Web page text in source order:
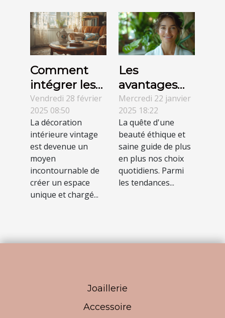
Comment
intégrer les
tendances
vintage dans
votre
décoration
intérieure
Vendredi 28 février
2025 08:50
La décoration
intérieure vintage
est devenue un
moyen
incontournable de
créer un espace
unique et chargé...
Les
avantages
des
cosmétiques
bio pour une
routine
beauté saine
Mercredi 22 janvier
2025 18:22
La quête d'une
beauté éthique et
saine guide de plus
en plus nos choix
quotidiens. Parmi
les tendances...
Joaillerie
Accessoire